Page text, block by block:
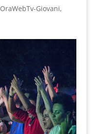
OraWebTv-Giovani,